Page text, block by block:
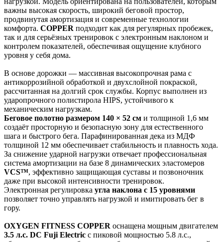
важны высокая скорость, широкий беговой простор,
продвинутая амортизация и современные технологии
комфорта. COPPER подходит как для регулярных пробежек,
так и для серьёзных тренировок с электронным наклоном и
контролем показателей, обеспечивая ощущение клубного
уровня у себя дома.
В основе дорожки — массивная высокопрочная рама с
антикоррозийной обработкой и двухслойной покраской,
рассчитанная на долгий срок службы. Корпус выполнен из
ударопрочного полистирола HIPS, устойчивого к
механическим нагрузкам.
Беговое полотно размером 140 × 52 см и толщиной 1,6 мм
создаёт просторную и безопасную зону для естественного
шага и быстрого бега. Парафинированная дека из МДФ
толщиной 12 мм обеспечивает стабильность и плавность хода.
За снижение ударной нагрузки отвечает профессиональная
система амортизации на базе 8 динамических эластомеров
VCS™, эффективно защищающая суставы и позвоночник
даже при высокой интенсивности тренировок.
Электронная регулировка угла наклона с 15 уровнями
позволяет точно управлять нагрузкой и имитировать бег в
гору.
OXYGEN FITNESS COPPER оснащена мощным двигателем
3.5 л.с. DC Fuji Electric с пиковой мощностью 5.8 л.с.,